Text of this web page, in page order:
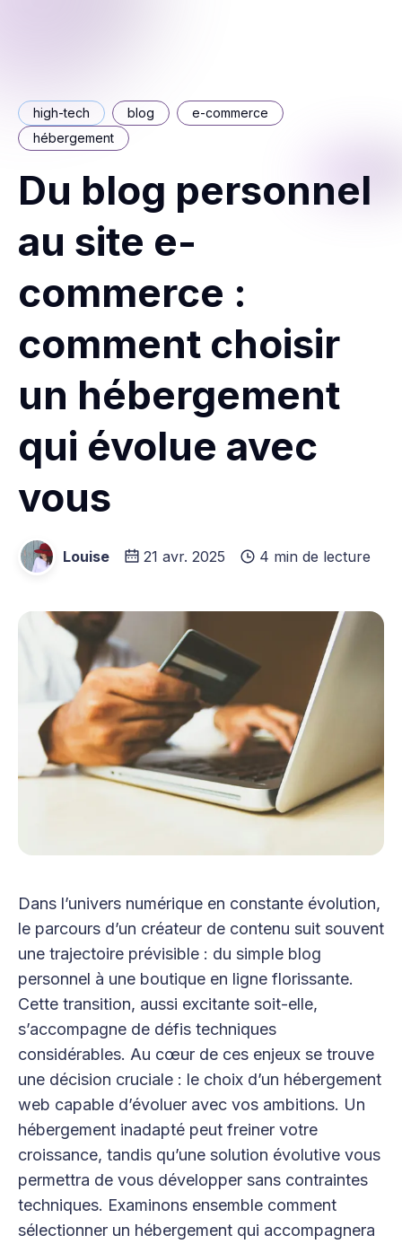
high-tech blog
e-commerce
hébergement
Du blog personnel
au site e-
commerce :
comment choisir
un hébergement
qui évolue avec
vous
Louise 21 avr. 2025 4 min de lecture
Dans l’univers numérique en constante évolution,
le parcours d’un créateur de contenu suit souvent
une trajectoire prévisible : du simple blog
personnel à une boutique en ligne florissante.
Cette transition, aussi excitante soit-elle,
s’accompagne de défis techniques
considérables. Au cœur de ces enjeux se trouve
une décision cruciale : le choix d’un hébergement
web capable d’évoluer avec vos ambitions. Un
hébergement inadapté peut freiner votre
croissance, tandis qu’une solution évolutive vous
permettra de vous développer sans contraintes
techniques. Examinons ensemble comment
sélectionner un hébergement qui accompagnera